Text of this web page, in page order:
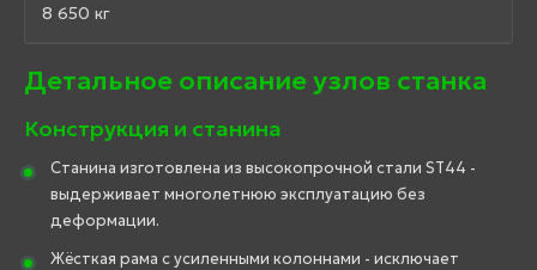
8 650 кг
Детальное описание узлов станка
Конструкция и станина
Станина изготовлена из высокопрочной стали ST44 -
выдерживает многолетнюю эксплуатацию без
деформации.
Жёсткая рама с усиленными колоннами - исключает